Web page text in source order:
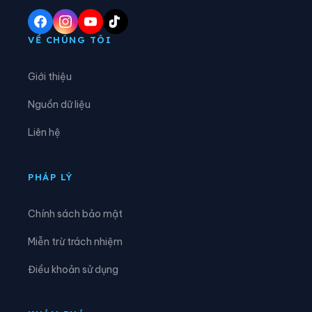
Phường Yên Tử
Xã Bình Liêu
Xã Hoành Mô
VỀ CHÚNG TÔI
Giới thiệu
Nguồn dữ liệu
Liên hệ
PHÁP LÝ
Chính sách bảo mật
Miễn trừ trách nhiệm
Điều khoản sử dụng